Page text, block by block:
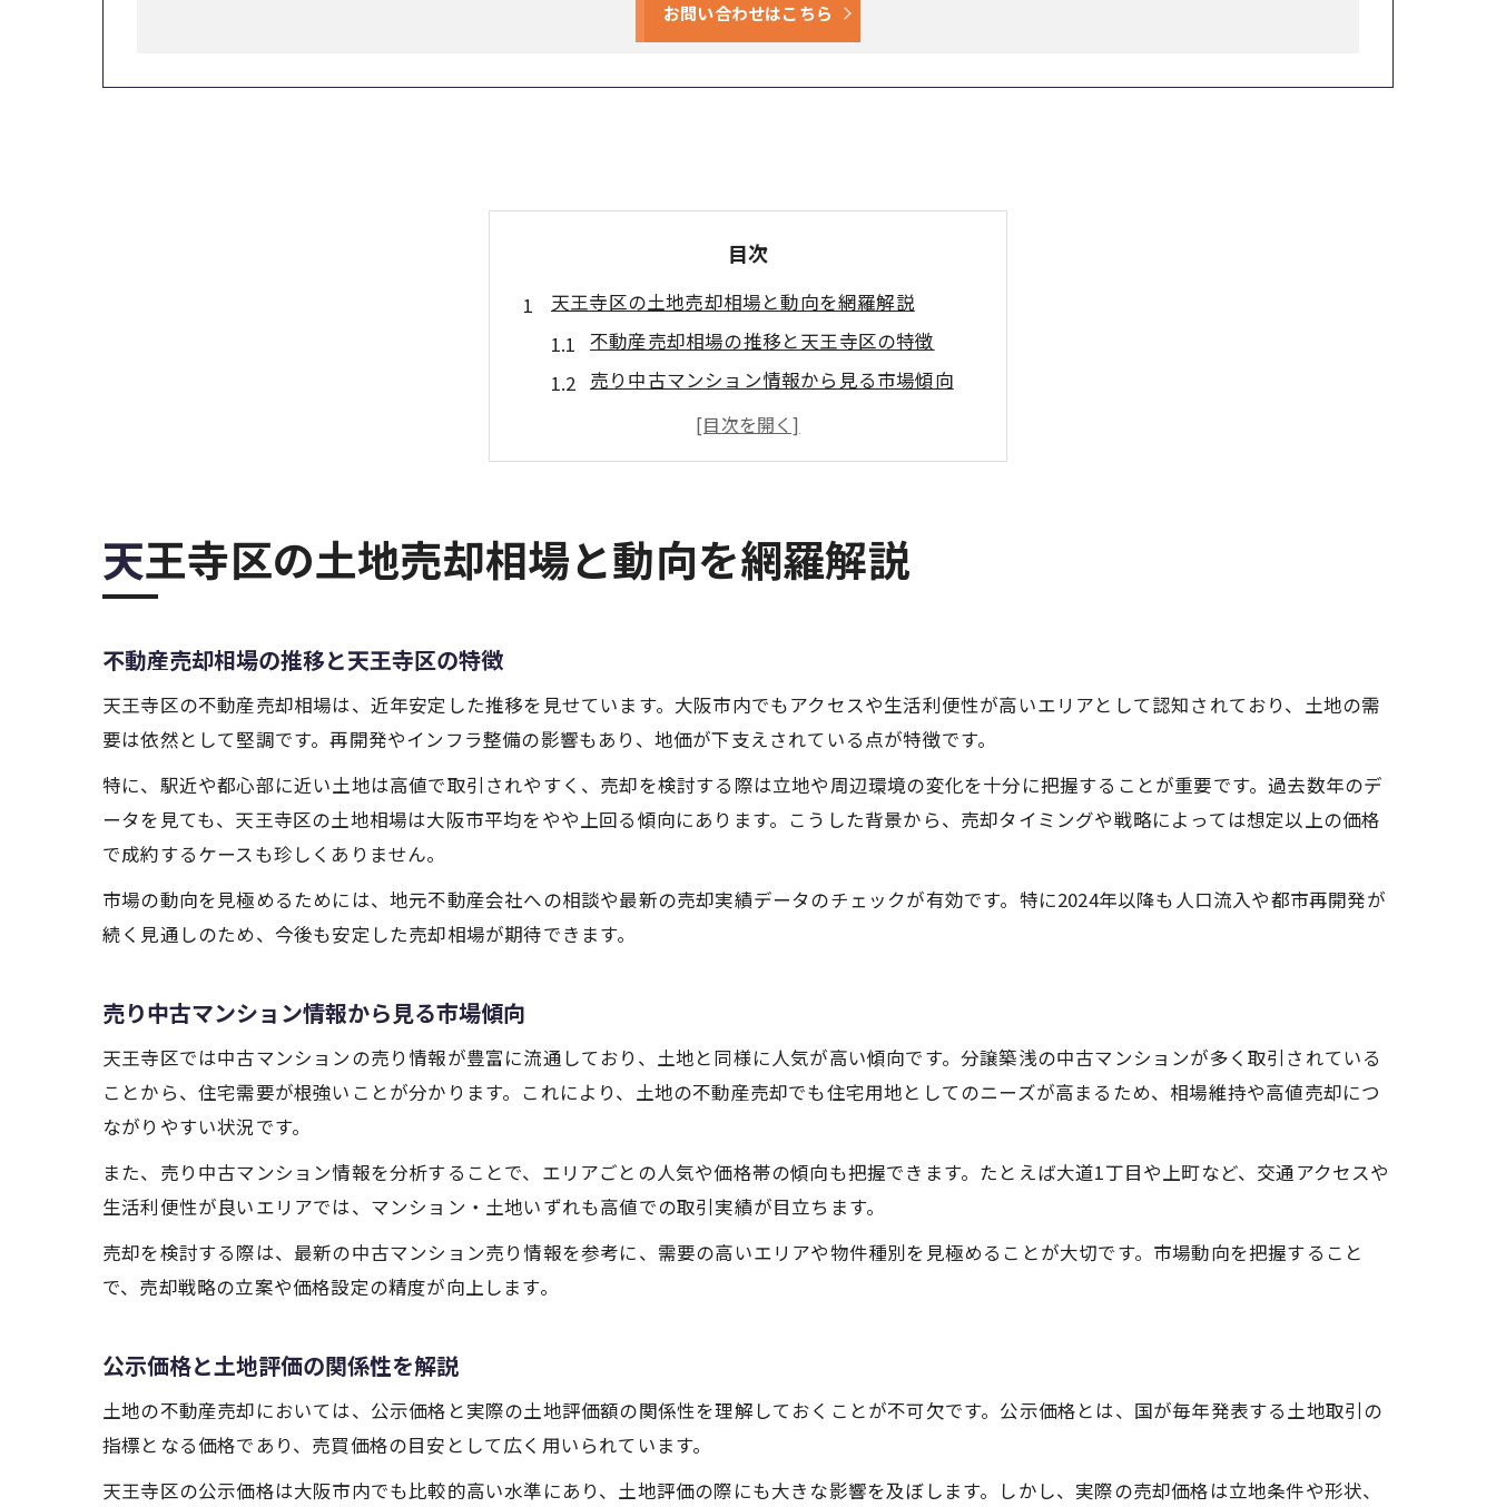
お問い合わせはこちら
目次
天王寺区の土地売却相場と動向を網羅解説
不動産売却相場の推移と天王寺区の特徴
売り中古マンション情報から見る市場傾向
公示価格と土地評価の関係性を解説
分譲築浅中古マンションから学ぶ売却戦略
不動産売却で高値を実現する市場分析法
不動産売却で重要な周辺相場の調べ方
土地の価格推移と売却タイミングの関係
不動産売却で役立つ市場データの活かし方
不動産売却の最適な時期とその理由とは
中古マンション分譲築浅の動きも参考に
土地売却で損しないための見極め方法
不動産売却で注目すべき土地の条件とは
天王寺区の売れ筋土地から見る特徴
中古マンション市場と土地売却の関係
阿倍野区土地情報も比較材料に活用
公示価格を査定時にどのように活かすか
天王寺区の土地売却相場と動向を網羅解説
不動産売却相場の推移と天王寺区の特徴
天王寺区の不動産売却相場は、近年安定した推移を見せています。大阪市内でもアクセスや生活利便性が高いエリアとして認知されており、土地の需
要は依然として堅調です。再開発やインフラ整備の影響もあり、地価が下支えされている点が特徴です。
特に、駅近や都心部に近い土地は高値で取引されやすく、売却を検討する際は立地や周辺環境の変化を十分に把握することが重要です。過去数年のデ
ータを見ても、天王寺区の土地相場は大阪市平均をやや上回る傾向にあります。こうした背景から、売却タイミングや戦略によっては想定以上の価格
で成約するケースも珍しくありません。
市場の動向を見極めるためには、地元不動産会社への相談や最新の売却実績データのチェックが有効です。特に2024年以降も人口流入や都市再開発が
続く見通しのため、今後も安定した売却相場が期待できます。
売り中古マンション情報から見る市場傾向
天王寺区では中古マンションの売り情報が豊富に流通しており、土地と同様に人気が高い傾向です。分譲築浅の中古マンションが多く取引されている
ことから、住宅需要が根強いことが分かります。これにより、土地の不動産売却でも住宅用地としてのニーズが高まるため、相場維持や高値売却につ
ながりやすい状況です。
また、売り中古マンション情報を分析することで、エリアごとの人気や価格帯の傾向も把握できます。たとえば大道1丁目や上町など、交通アクセスや
生活利便性が良いエリアでは、マンション・土地いずれも高値での取引実績が目立ちます。
売却を検討する際は、最新の中古マンション売り情報を参考に、需要の高いエリアや物件種別を見極めることが大切です。市場動向を把握すること
で、売却戦略の立案や価格設定の精度が向上します。
公示価格と土地評価の関係性を解説
土地の不動産売却においては、公示価格と実際の土地評価額の関係性を理解しておくことが不可欠です。公示価格とは、国が毎年発表する土地取引の
指標となる価格であり、売買価格の目安として広く用いられています。
天王寺区の公示価格は大阪市内でも比較的高い水準にあり、土地評価の際にも大きな影響を及ぼします。しかし、実際の売却価格は立地条件や形状、